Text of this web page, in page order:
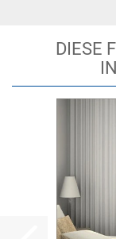
DIESE